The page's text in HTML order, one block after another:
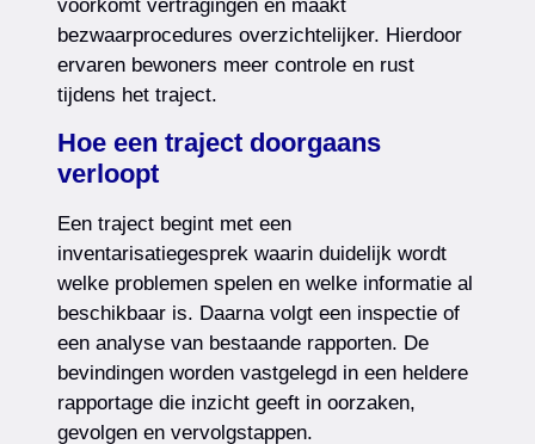
voorkomt vertragingen en maakt
bezwaarprocedures overzichtelijker. Hierdoor
ervaren bewoners meer controle en rust
tijdens het traject.
Hoe een traject doorgaans
verloopt
Een traject begint met een
inventarisatiegesprek waarin duidelijk wordt
welke problemen spelen en welke informatie al
beschikbaar is. Daarna volgt een inspectie of
een analyse van bestaande rapporten. De
bevindingen worden vastgelegd in een heldere
rapportage die inzicht geeft in oorzaken,
gevolgen en vervolgstappen.